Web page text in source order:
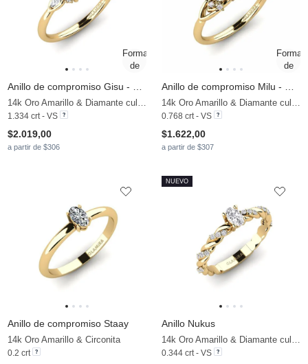
1.334 crt - VS
$2.019,00
a partir de $306
0.768 crt - VS
$1.622,00
a partir de $307
Anillo de compromiso Staay
14k Oro Amarillo & Circonita
0.2 crt
Anillo Nukus
0.344 crt - VS
NUEVO